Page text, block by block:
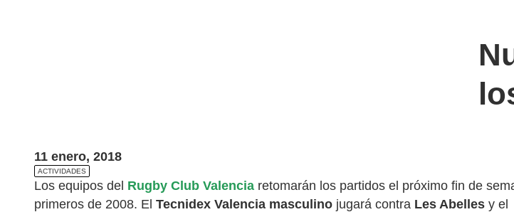
11 enero, 2018
ACTIVIDADES
Los equipos del Rugby Club Valencia retomarán los partidos el próximo fin de
primeros de 2008. El Tecnidex Valencia masculino jugará contra Les Abelles y el